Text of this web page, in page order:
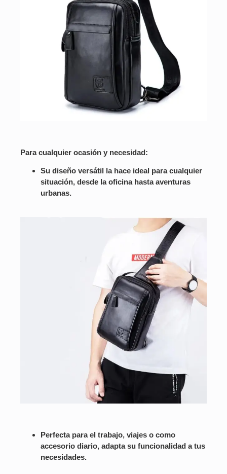
Para cualquier ocasión y necesidad:
Su diseño versátil la hace ideal para cualquier
situación, desde la oficina hasta aventuras
urbanas.
Perfecta para el trabajo, viajes o como
accesorio diario, adapta su funcionalidad a tus
necesidades.